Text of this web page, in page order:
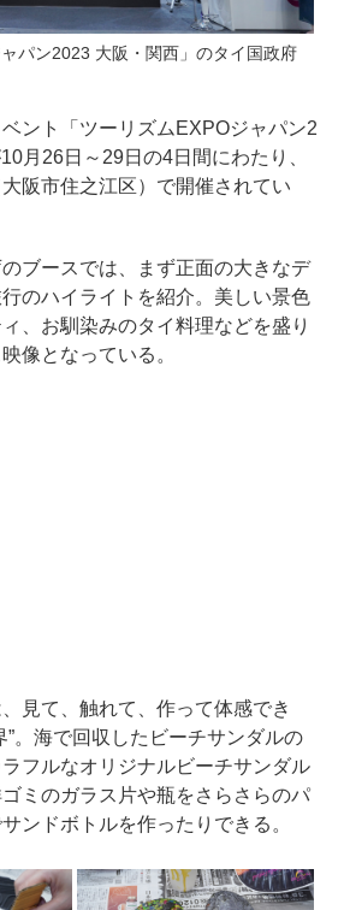
ャパン2023 大阪・関西」のタイ国政府
ント「ツーリズムEXPOジャパン2
月26日～29日の4日間にわたり、
阪市住之江区）で開催されてい
ブースでは、まず正面の大きなデ
のハイライトを紹介。美しい景色
、お馴染みのタイ料理などを盛り
像となっている。
見て、触れて、作って体感でき
”。海で回収したビーチサンダルの
フルなオリジナルビーチサンダル
ミのガラス片や瓶をさらさらのパ
ンドボトルを作ったりできる。